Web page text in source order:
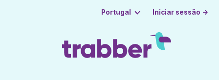
Portugal Iniciar sessão →